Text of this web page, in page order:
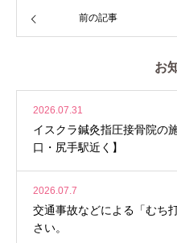
前の記事
お
2026.07.31
イスクラ鍼灸指圧接骨院の
口・尻手駅近く】
2026.07.7
交通事故などによる「むち
さい。